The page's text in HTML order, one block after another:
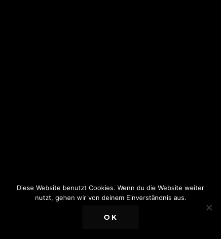
Diese Website benutzt Cookies. Wenn du die Website weiter
nutzt, gehen wir von deinem Einverständnis aus.
OK